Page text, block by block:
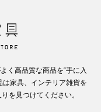
く高品質な商品を“手に入
は家具、インテリア雑貨を
を見つけてください。